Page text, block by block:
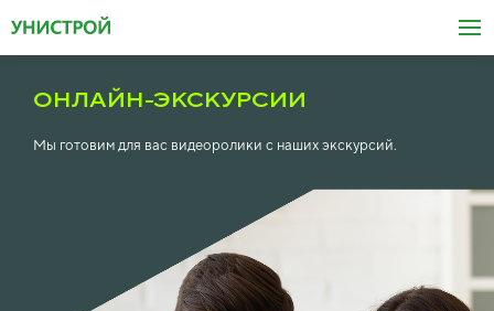
ОНЛАЙН-ЭКСКУРСИИ
Мы готовим для вас видеоролики с наших экскурсий.